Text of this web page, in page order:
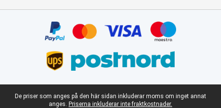
Juridisk fotnot
De priser som anges på den här sidan inkluderar moms om inget annat
anges. Priserna inkluderar inte fraktkostnader.